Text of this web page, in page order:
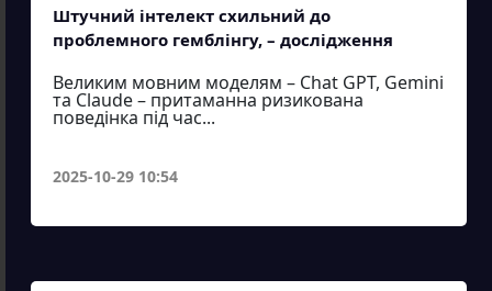
Штучний інтелект схильний до
проблемного гемблінгу, – дослідження
Великим мовним моделям – Chat GPT, Gemini
та Claude – притаманна ризикована
поведінка під час...
2025-10-29 10:54